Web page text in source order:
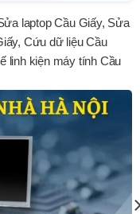
laptop Cầu Giấy, Sửa
Cứu dữ liệu Cầu
linh kiện máy tính Cầu